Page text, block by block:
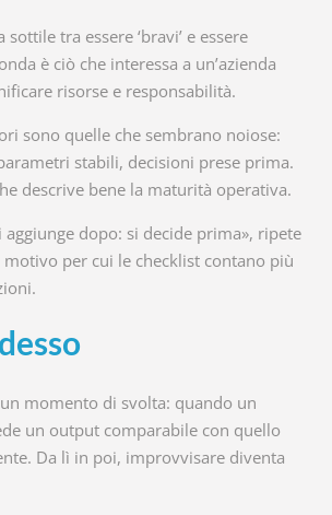
sottile tra essere ‘bravi’ e essere
è ciò che interessa a un’azienda
risorse e responsabilità.
sono quelle che sembrano noiose:
stabili, decisioni prese prima.
descrive bene la maturità operativa.
aggiunge dopo: si decide prima», ripete
per cui le checklist contano più
momento di svolta: quando un
un output comparabile con quello
Da lì in poi, improvvisare diventa